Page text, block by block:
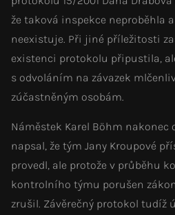
že taková inspekce neproběhla
neexistuje. Při jiné příležitosti
existenci protokolu připustila,
s odvoláním na závazek
zúčastněným osobám.
Náměstek Karel Böhm nakonec
napsal, že tým Jany Kroupové
provedl, ale protože v průběhu
kontrolního týmu porušen
zrušil. Závěrečný protokol tudíž